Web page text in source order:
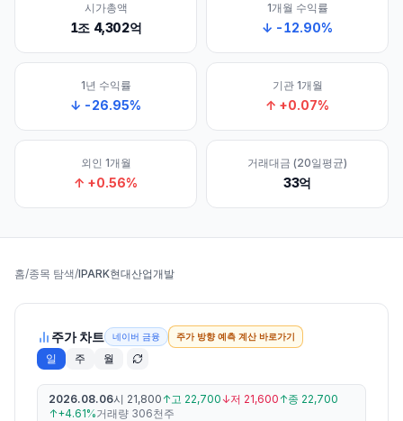
시가총액
1조 4,302억
1개월 수익률
↓ -12.90%
1년 수익률
↓ -26.95%
기관 1개월
↑ +0.07%
외인 1개월
↑ +0.56%
거래대금 (20일평균)
33억
홈/종목 탐색/IPARK현대산업개발
주가 차트 네이버 금융 주가 방향 예측 계산 바로가기
일 주 월
2026.08.06시 21,800 ↑고 22,700↓저 21,600 ↑종 22,700
↑+4.61%거래량 306천주